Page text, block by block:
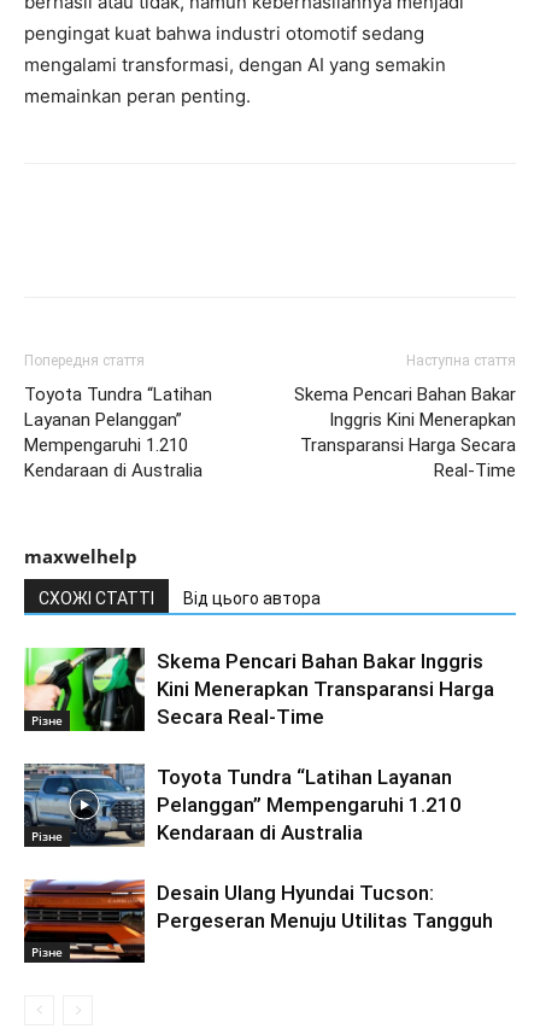
pengingat kuat bahwa industri otomotif sedang
mengalami transformasi, dengan AI yang semakin
memainkan peran penting.
Попередня стаття
Toyota Tundra “Latihan
Layanan Pelanggan”
Mempengaruhi 1.210
Kendaraan di Australia
Наступна стаття
Skema Pencari Bahan Bakar
Inggris Kini Menerapkan
Transparansi Harga Secara
Real-Time
maxwelhelp
СХОЖІ СТАТТІ Від цього автора
Різне
Skema Pencari Bahan Bakar Inggris
Kini Menerapkan Transparansi Harga
Secara Real-Time
Різне
Toyota Tundra “Latihan Layanan
Pelanggan” Mempengaruhi 1.210
Kendaraan di Australia
Різне
Desain Ulang Hyundai Tucson:
Pergeseran Menuju Utilitas Tangguh